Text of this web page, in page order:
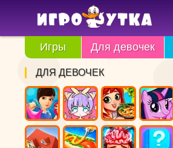
Игры Для девочек
ДЛЯ ДЕВОЧЕК